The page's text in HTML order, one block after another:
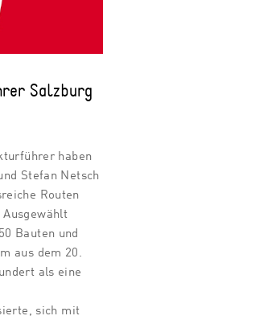
Salzburg
haben
Stefan Netsch
Routen
Bauten und
aus dem 20.
als eine
sich mit